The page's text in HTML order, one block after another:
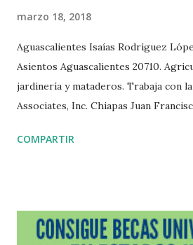
marzo 18, 2018
Aguascalientes Isaías Rodríguez
Asientos Aguascalientes 20710.
jardinería y mataderos. Trabaja con
Associates, Inc. Chiapas Juan
Confederación Nacional de
Serdan #115 Francisco I. Madero
COMPARTIR